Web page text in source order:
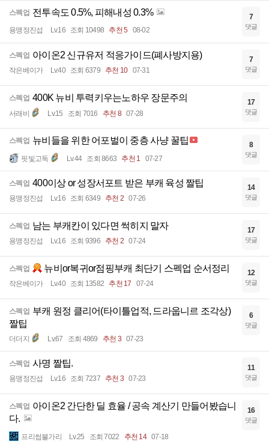
스펙업 전투속도 0.5%, 피해내성 0.3%
용맹정진섭 Lv.16 조회 10498 추천 5 08-02
7
댓글
스펙업 아이온2 신규유저 적응가이드(폐사방지용)
작은베이가 Lv.40 조회 6379 추천 10 07-31
7
댓글
스펙업 400K 뉴비 투력키우는노하우 장문주의
서래비 Lv.15 조회 7016 추천 8 07-28
17
댓글
스펙업 뉴비들을 위한 어포벌이 중층 사냥 꿀팁
핏빛고독 Lv.44 조회 8663 추천 1 07-27
8
댓글
스펙업 400이상 or 성장서포트 받은 부캐 육성 짤팁
용맹정진섭 Lv.16 조회 6349 추천 2 07-26
14
댓글
스펙업 남는 부캐칸이 있다면 썩히지 말자
용맹정진섭 Lv.16 조회 9396 추천 2 07-24
17
댓글
스펙업 뉴비or복귀or점핑부캐 최단기 스펙업 순서정리
작은베이가 Lv.40 조회 13582 추천 17 07-24
12
댓글
스펙업 부캐 원정 클리어(타이틀업적, 드라웁니르 조각상)
짤팁
더더지 Lv.67 조회 4869 추천 3 07-23
6
댓글
스펙업 사명 짤팁.
용맹정진섭 Lv.16 조회 7237 추천 3 07-23
11
댓글
스펙업 아이온2 간단한 딜 효율 / 공속 계산기 만들어봤습니
다.
프리썹불가리 Lv.25 조회 7022 추천 14 07-18
16
댓글